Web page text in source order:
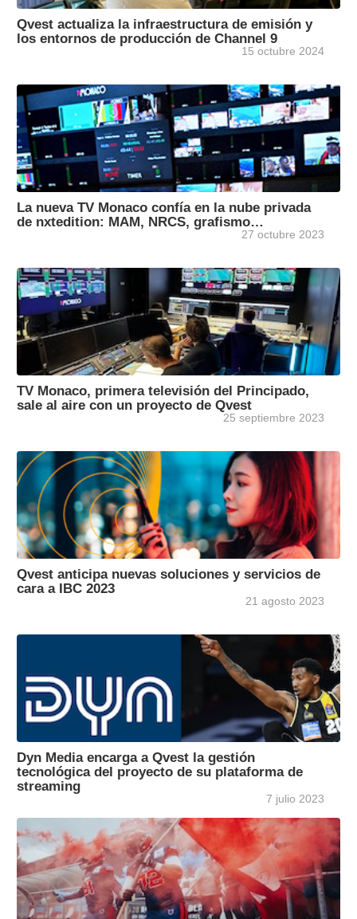
Qvest actualiza la infraestructura de emisión y
los entornos de producción de Channel 9
15 octubre 2024
La nueva TV Monaco confía en la nube privada
de nxtedition: MAM, NRCS, grafismo…
27 octubre 2023
TV Monaco, primera televisión del Principado,
sale al aire con un proyecto de Qvest
25 septiembre 2023
Qvest anticipa nuevas soluciones y servicios de
cara a IBC 2023
21 agosto 2023
Dyn Media encarga a Qvest la gestión
tecnológica del proyecto de su plataforma de
streaming
7 julio 2023